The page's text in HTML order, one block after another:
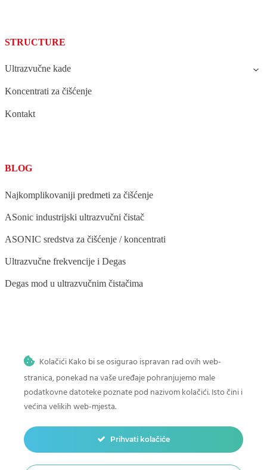
STRUCTURE
Ultrazvučne kade
Koncentrati za čišćenje
Kontakt
BLOG
Najkomplikovaniji predmeti za čišćenje
ASonic industrijski ultrazvučni čistač
ASONIC sredstva za čišćenje / koncentrati
Ultrazvučne frekvencije i Degas
Degas mod u ultrazvučnim čistačima
Ultrazvučno čišćenje stomatoloških instrumenata
Ultrazvučno čišćenje povrća i voća
Ultrazvučno čišćenje četkica za šminku
Kako očistiti dječje igračke u ultrazvučnom čistaču
Ultrazvučno čišćenje u auto-moto industriji
Kolačići Kako bi se osigurao ispravan rad ovih web-
stranica, ponekad na vaše uređaje pohranjujemo male
podatkovne datoteke poznate pod nazivom kolačići. Isto čini i
većina velikih web-mjesta.
Prihvati kolačiće